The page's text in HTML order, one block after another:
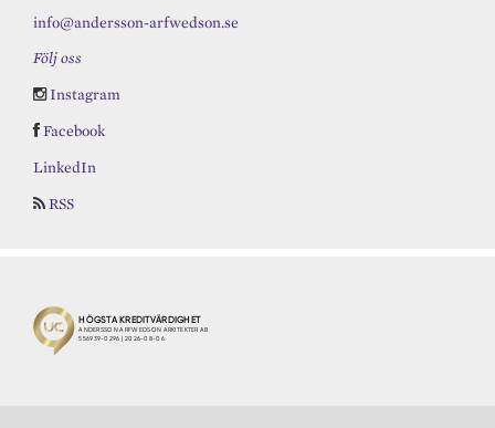
info@andersson-arfwedson.se
Följ oss
Instagram
Facebook
LinkedIn
RSS